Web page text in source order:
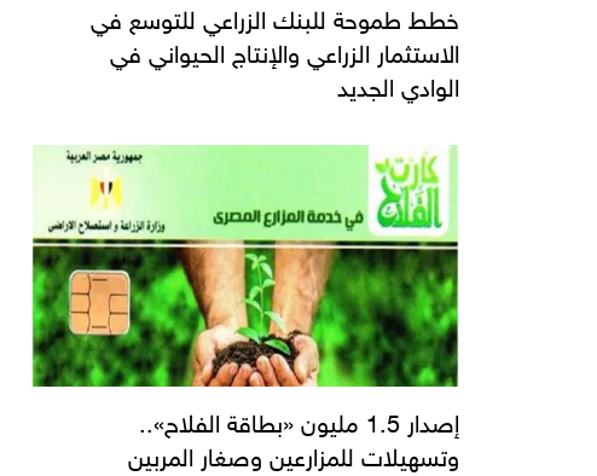
خطط طموحة للبنك الزراعي للتوسع في
الاستثمار الزراعي والإنتاج الحيواني في
الوادي الجديد
إصدار 1.5 مليون «بطاقة الفلاح»..
وتسهيلات للمزارعين وصغار المربين